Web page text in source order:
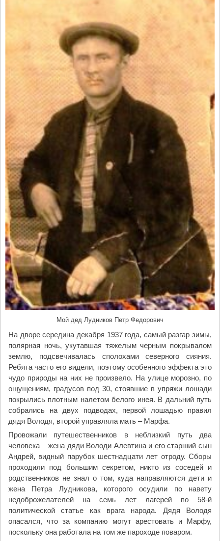
Мой дед Лудников Петр Федорович
На дворе середина декабря 1937 года, самый разгар зимы,
полярная ночь, укутавшая тяжелым черным покрывалом
землю, подсвечивалась сполохами северного сияния.
Ребята часто его видели, поэтому особенного эффекта это
чудо природы на них не произвело. На улице морозно, по
ощущениям, градусов под 30, стоявшие в упряжи лошади
покрылись плотным налетом белого инея. В дальний путь
собрались на двух подводах, первой лошадью правил
дядя Володя, второй управляла мать – Марфа.
Провожали путешественников в неблизкий путь два
человека – жена дяди Володи Алевтина и его старший сын
Андрей, видный парубок шестнадцати лет отроду. Сборы
проходили под большим секретом, никто из соседей и
родственников не знал о том, куда направляются дети и
жена Петра Лудникова, которого осудили по навету
недоброжелателей на семь лет лагерей по 58-й
политической статье как врага народа. Дядя Володя
опасался, что за компанию могут арестовать и Марфу,
поскольку она работала на том же пароходе поваром.